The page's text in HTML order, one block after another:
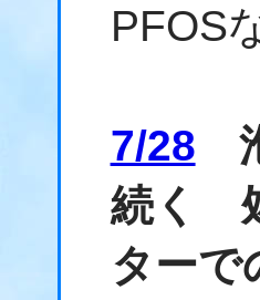
PFOS
7/28
続く
ターで